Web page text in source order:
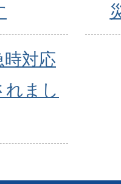
時対応
れまし